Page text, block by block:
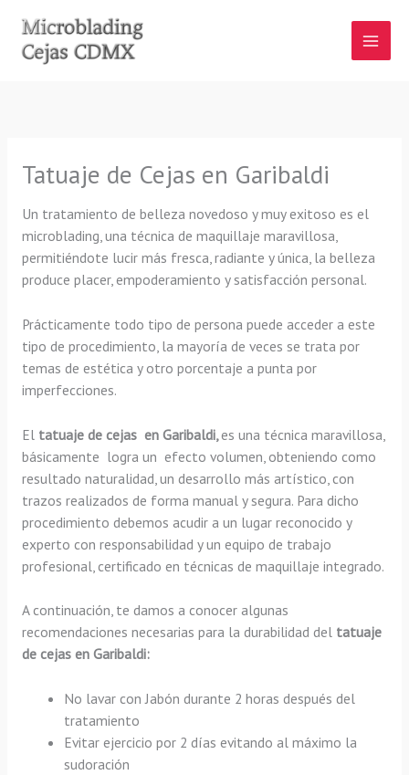
contenido
Tatuaje de Cejas en Garibaldi
Un tratamiento de belleza novedoso y muy exitoso es el
microblading, una técnica de maquillaje maravillosa,
permitiéndote lucir más fresca, radiante y única, la belleza
produce placer, empoderamiento y satisfacción personal.
Prácticamente todo tipo de persona puede acceder a este
tipo de procedimiento, la mayoría de veces se trata por
temas de estética y otro porcentaje a punta por
imperfecciones.
El tatuaje de cejas en Garibaldi, es una técnica maravillosa,
básicamente logra un efecto volumen, obteniendo como
resultado naturalidad, un desarrollo más artístico, con
trazos realizados de forma manual y segura. Para dicho
procedimiento debemos acudir a un lugar reconocido y
experto con responsabilidad y un equipo de trabajo
profesional, certificado en técnicas de maquillaje integrado.
A continuación, te damos a conocer algunas
recomendaciones necesarias para la durabilidad del tatuaje
de cejas en Garibaldi:
No lavar con Jabón durante 2 horas después del
tratamiento
Evitar ejercicio por 2 días evitando al máximo la
sudoración